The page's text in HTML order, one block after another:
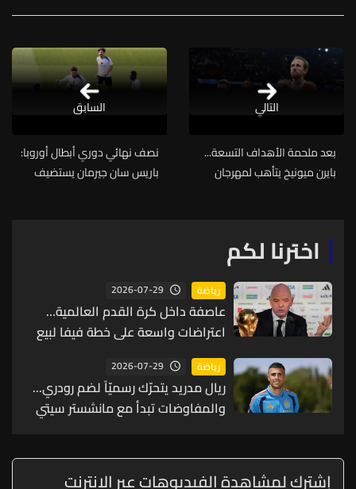
التالي
بعد ملحمة الأهداف التسعة...
بايرن ميونيخ يتأهب لمهرجان
نصف نهائي دوري أبطال أوروبا:
باريس سان جيرمان يستضيف
السابق
اخترنا لكم
رياضة 2026-07-29
عاصفة داخل كرة القدم العالمية…
اعتراضات واسعة على خطة فيفا لبيع
حصة من كأس العالم لمستثمرين
رياضة 2026-07-29
ريال مدريد يتحرّك رسميّاً لضم رودري...
والمفاوضات تبدأ مع مانشستر سيتي
إشترك لمشاهدة الفيديوهات عبر الانترنت